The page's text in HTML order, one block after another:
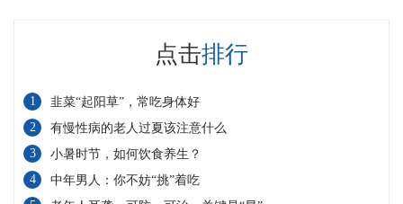
点击排行
1
韭菜“起阳草”，常吃身体好
2
有慢性病的老人过夏该注意什么
3
小暑时节，如何饮食养生？
4
中年男人：你不妨“挑”着吃